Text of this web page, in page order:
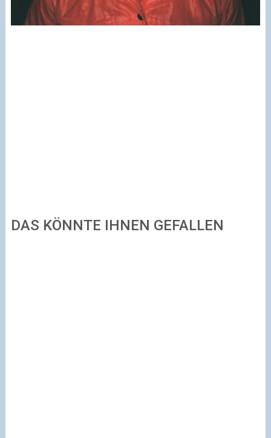
DAS KÖNNTE IHNEN GEFALLEN